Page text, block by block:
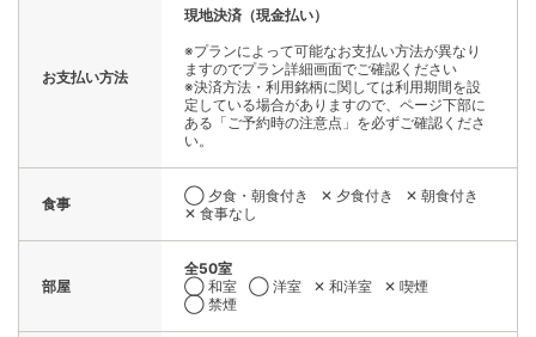
お支払い方法
現地決済（現金払い）
※プランによって可能なお支払い方法が異なり
ますのでプラン詳細画面でご確認ください
※決済方法・利用銘柄に関しては利用期間を設
定している場合がありますので、ページ下部に
ある「ご予約時の注意点」を必ずご確認くださ
い。
食事 ◯ 夕食・朝食付き ✕ 夕食付き
✕ 朝食付き
✕ 食事なし
部屋
全50室
◯ 和室
◯ 洋室 ✕ 和洋室
✕ 喫煙
◯ 禁煙